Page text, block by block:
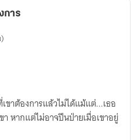
การ
ขาต้องการแล้วไม่ได้แม้แต่...เธอ
หากแต่ไม่อาจปีนป่ายเมื่อเขาอยู่